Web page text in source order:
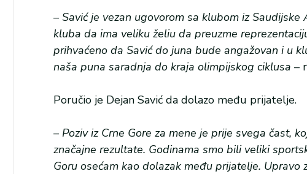
– Savić je vezan ugovorom sa klubom iz
kluba da ima veliku želiu da preuzme
prihvaćeno da Savić do juna bude angažovan i u
naša puna saradnja do kraja olimpijskog ciklusa –
Poručio je Dejan Savić da dolazo među prijatelje.
– Poziv iz Crne Gore za mene je prije svega čast,
značajne rezultate. Godinama smo bili veliki
Goru osećam kao dolazak među prijatelje.